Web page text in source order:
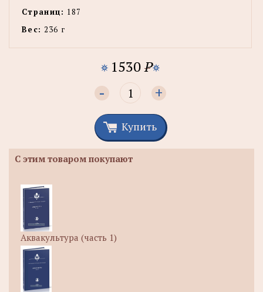
Страниц: 187
Вес: 236 г
1530P
- +
Купить
С этим товаром покупают
Аквакультура (часть 1)